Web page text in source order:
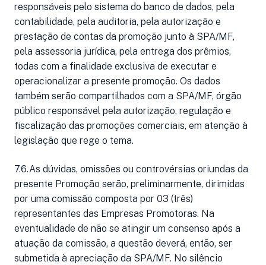
responsáveis pelo sistema do banco de dados, pela
contabilidade, pela auditoria, pela autorização e
prestação de contas da promoção junto à SPA/MF,
pela assessoria jurídica, pela entrega dos prêmios,
todas com a finalidade exclusiva de executar e
operacionalizar a presente promoção. Os dados
também serão compartilhados com a SPA/MF, órgão
público responsável pela autorização, regulação e
fiscalização das promoções comerciais, em atenção à
legislação que rege o tema.
7.6.As dúvidas, omissões ou controvérsias oriundas da
presente Promoção serão, preliminarmente, dirimidas
por uma comissão composta por 03 (três)
representantes das Empresas Promotoras. Na
eventualidade de não se atingir um consenso após a
atuação da comissão, a questão deverá, então, ser
submetida à apreciação da SPA/MF. No silêncio